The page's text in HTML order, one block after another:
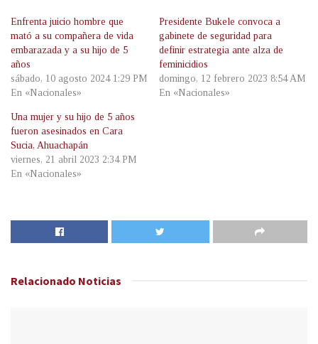
Enfrenta juicio hombre que
mató a su compañera de vida
embarazada y a su hijo de 5
años
sábado, 10 agosto 2024 1:29 PM
En «Nacionales»
Presidente Bukele convoca a
gabinete de seguridad para
definir estrategia ante alza de
feminicidios
domingo, 12 febrero 2023 8:54 AM
En «Nacionales»
Una mujer y su hijo de 5 años
fueron asesinados en Cara
Sucia, Ahuachapán
viernes, 21 abril 2023 2:34 PM
En «Nacionales»
Relacionado Noticias